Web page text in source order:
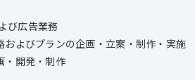
び広告業務
およびプランの企画・立案・制作・実施
・開発・制作